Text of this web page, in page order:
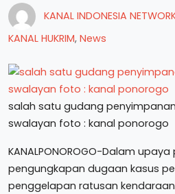
KANAL INDONESIA
KANAL HUKRIM, News
salah satu gudang
swalayan foto : kanal ponorogo
KANALPONOROGO-Dalam
pengungkapan dugaan kasus
penggelapan ratusan